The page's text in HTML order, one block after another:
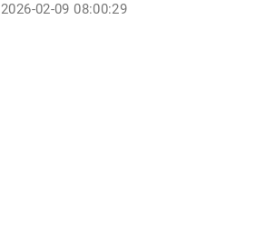
2026-02-09 08:00:29